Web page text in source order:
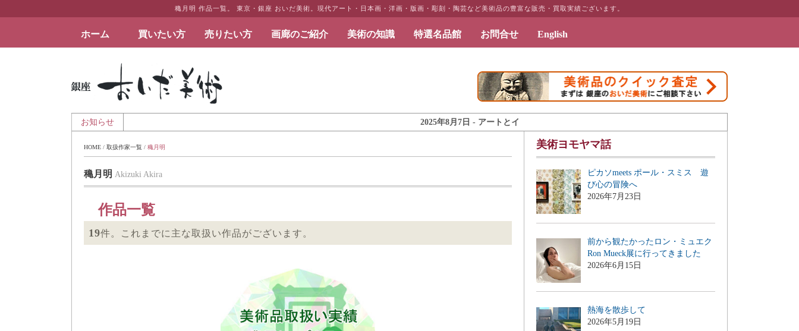
穐月明 作品一覧。 東京・銀座 おいだ美術。現代アート・日本画・洋画・版画・彫刻・陶芸など美術品の豊富な販売・買取実績ございます。
ホーム 買いたい方 売りたい方 画廊のご紹介 美術の知識 特選名品館 お問合せ English
絵画など美術品の販売と買取 | 東京・銀座 おいだ美術
お知らせ
2025年8月7日 - アートとインテリアのギャラリーページ「絵画のある暮らしを」を公開致しました
HOME / 取扱作家一覧 / 穐月明
穐月明 Akizuki Akira
作品一覧
19件。これまでに主な取扱い作品がございます。
美術ヨモヤマ話
ピカソmeets ポール・スミス 遊
び心の冒険へ
2026年7月23日
前から観たかったロン・ミュエク
Ron Mueck展に行ってきました
2026年6月15日
熱海を散歩して
2026年5月19日